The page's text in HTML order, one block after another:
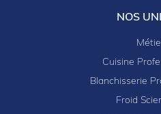
NOS
Cuisine
Blanchisserie
Froid